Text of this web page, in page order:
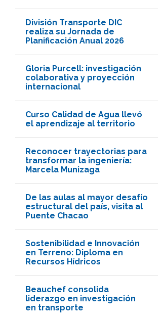
División Transporte DIC
realiza su Jornada de
Planificación Anual 2026
Gloria Purcell: investigación
colaborativa y proyección
internacional
Curso Calidad de Agua llevó
el aprendizaje al territorio
Reconocer trayectorias para
transformar la ingeniería:
Marcela Munizaga
De las aulas al mayor desafío
estructural del país, visita al
Puente Chacao
Sostenibilidad e Innovación
en Terreno: Diploma en
Recursos Hídricos
Beauchef consolida
liderazgo en investigación
en transporte